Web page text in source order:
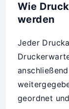
Wie
werden
Jeder
geordnet